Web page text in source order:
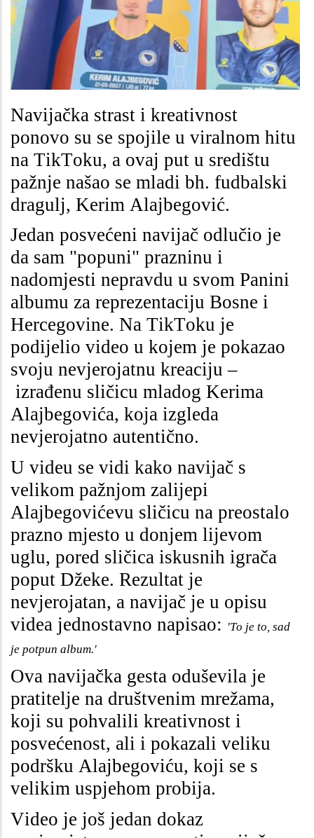
Navijačka strast i kreativnost
ponovo su se spojile u viralnom hitu
na TikToku, a ovaj put u središtu
pažnje našao se mladi bh. fudbalski
dragulj, Kerim Alajbegović.
Jedan posvećeni navijač odlučio je
da sam "popuni" prazninu i
nadomjesti nepravdu u svom Panini
albumu za reprezentaciju Bosne i
Hercegovine. Na TikToku je
podijelio video u kojem je pokazao
svoju nevjerojatnu kreaciju –
izrađenu sličicu mladog Kerima
Alajbegovića, koja izgleda
nevjerojatno autentično.
U videu se vidi kako navijač s
velikom pažnjom zalijepi
Alajbegovićevu sličicu na preostalo
prazno mjesto u donjem lijevom
uglu, pored sličica iskusnih igrača
poput Džeke. Rezultat je
nevjerojatan, a navijač je u opisu
videa jednostavno napisao: 'To je to, sad
je potpun album.'
Ova navijačka gesta oduševila je
pratitelje na društvenim mrežama,
koji su pohvalili kreativnost i
posvećenost, ali i pokazali veliku
podršku Alajbegoviću, koji se s
velikim uspjehom probija.
Video je još jedan dokaz